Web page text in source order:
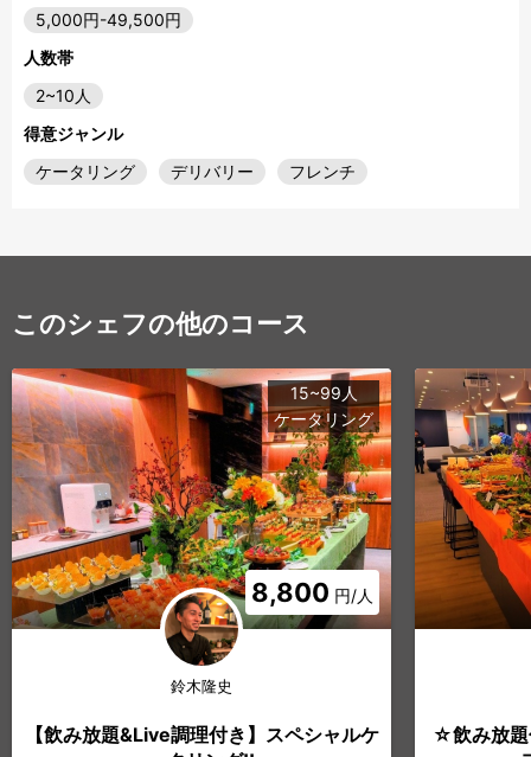
5,000円-49,500円
人数帯
2~10人
得意ジャンル
ケータリング
デリバリー フレンチ
このシェフの他のコース
8,800 円/人
15~99人
ケータリング
鈴木隆史
【飲み放題&Live調理付き】スペシャルケ
☆飲み放